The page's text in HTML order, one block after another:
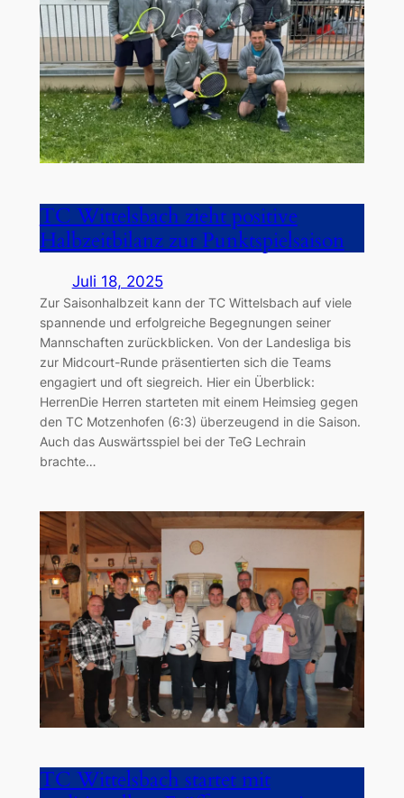
TC Wittelsbach zieht positive
Halbzeitbilanz zur Punktspielsaison
Juli 18, 2025
Zur Saisonhalbzeit kann der TC Wittelsbach auf viele
spannende und erfolgreiche Begegnungen seiner
Mannschaften zurückblicken. Von der Landesliga bis
zur Midcourt-Runde präsentierten sich die Teams
engagiert und oft siegreich. Hier ein Überblick:
HerrenDie Herren starteten mit einem Heimsieg gegen
den TC Motzenhofen (6:3) überzeugend in die Saison.
Auch das Auswärtsspiel bei der TeG Lechrain
brachte…
TC Wittelsbach startet mit